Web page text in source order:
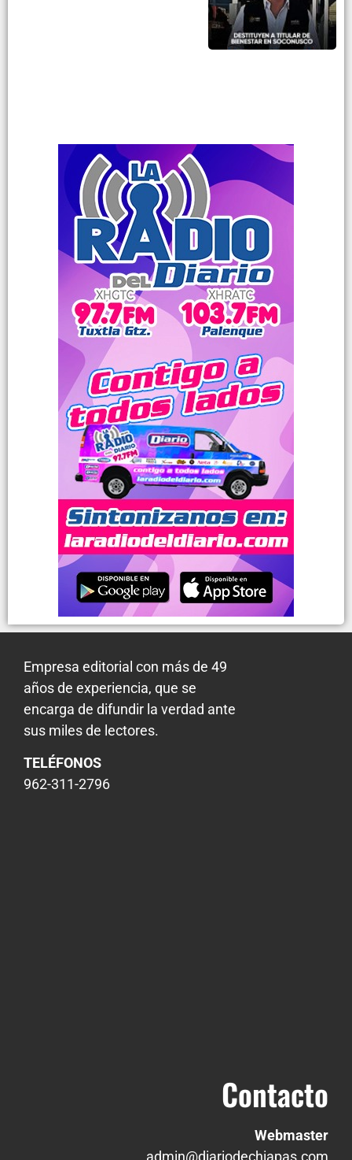
Empresa editorial con más de 49
años de experiencia, que se
encarga de difundir la verdad ante
sus miles de lectores.
TELÉFONOS
962-311-2796
Contacto
Webmaster
admin@diariodechiapas.com